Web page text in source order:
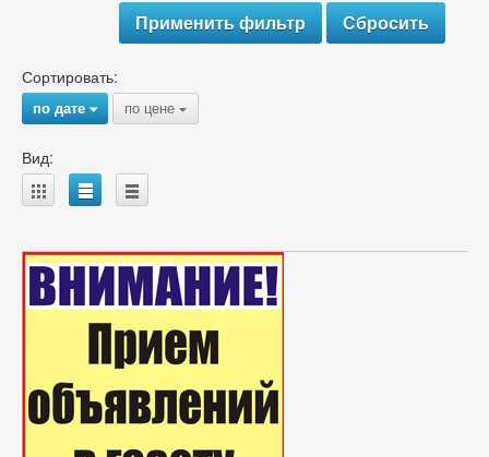
Сортировать:
по дате{ по цене {
Вид:
A B C